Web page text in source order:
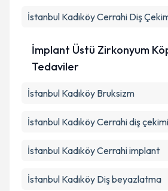
İstanbul Kadıköy Cerrahi Diş
İmplant Üstü Zirkonyum
Tedaviler
İstanbul Kadıköy Bruksizm
İstanbul Kadıköy Cerrahi diş çekimi
İstanbul Kadıköy Cerrahi implant
İstanbul Kadıköy Diş beyazlatma